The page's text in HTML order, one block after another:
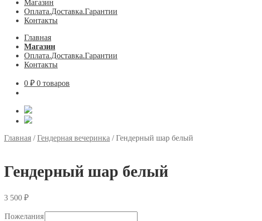
Магазин
Оплата.Доставка.Гарантии
Контакты
Главная
Магазин
Оплата.Доставка.Гарантии
Контакты
0 ₽ 0 товаров
Главная /Гендерная вечеринка /Гендерный шар белый
Гендерный шар белый
3 500 ₽
Пожелания